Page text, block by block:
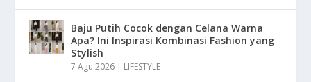
Baju Putih Cocok dengan Celana Warna
Apa? Ini Inspirasi Kombinasi Fashion yang
Stylish
7 Agu 2026 | LIFESTYLE